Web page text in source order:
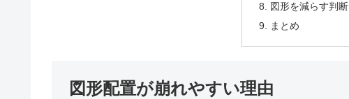
図形を減らす判断
まとめ
図形配置が崩れやすい理由